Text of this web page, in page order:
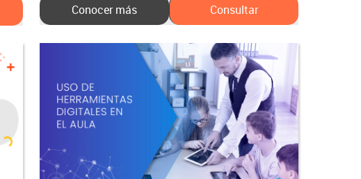
Conocer más Consultar